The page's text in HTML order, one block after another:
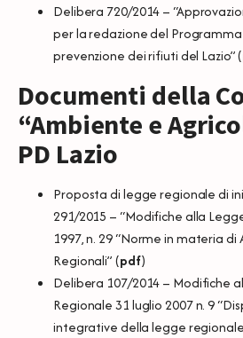
Delibera 720/2014 –
per la redazione del
prevenzione dei rifiuti del Lazio” (
Documenti della
“Ambiente e
PD Lazio
Proposta di legge regionale di
291/2015 – “Modifiche alla
1997, n. 29 “Norme in materia
Regionali” (pdf)
Delibera 107/2014 – Modifiche
Regionale 31 luglio 2007 n. 9
integrative della legge